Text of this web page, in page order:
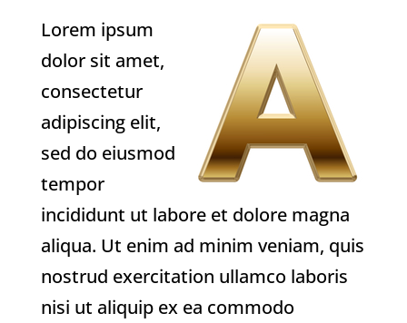
Lorem ipsum
dolor sit amet,
consectetur
adipiscing elit,
sed do eiusmod
tempor
incididunt ut labore et dolore magna
aliqua. Ut enim ad minim veniam, quis
nostrud exercitation ullamco laboris
nisi ut aliquip ex ea commodo